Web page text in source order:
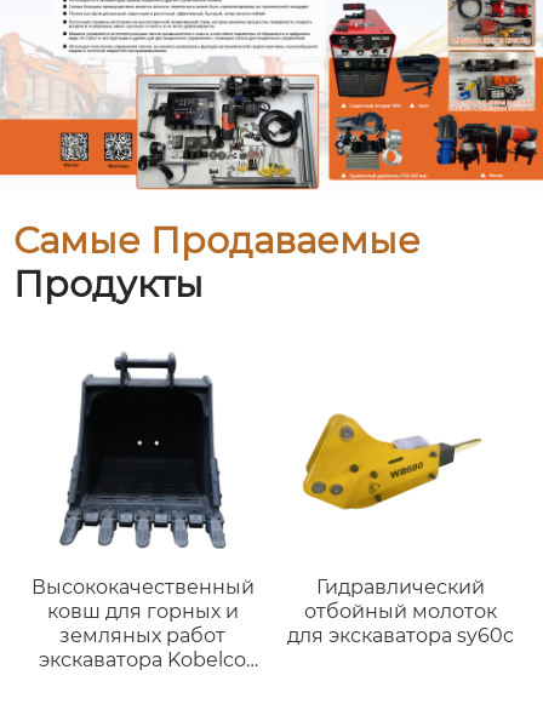
Самые Продаваемые
Продукты
Высококачественный
ковш для горных и
земляных работ
экскаватора Kobelco
Гидравлический
отбойный молоток
для экскаватора sy60c